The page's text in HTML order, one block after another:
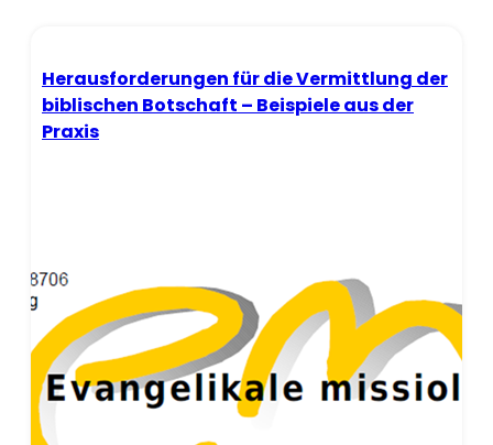
Herausforderungen für die Vermittlung der
biblischen Botschaft – Beispiele aus der
Praxis